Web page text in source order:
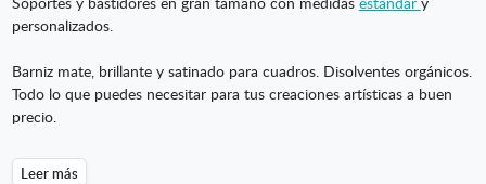
personalizados.
Barniz mate, brillante y satinado para cuadros. Disolventes orgánicos.
Todo lo que puedes necesitar para tus creaciones artísticas a buen
precio.
Leer más